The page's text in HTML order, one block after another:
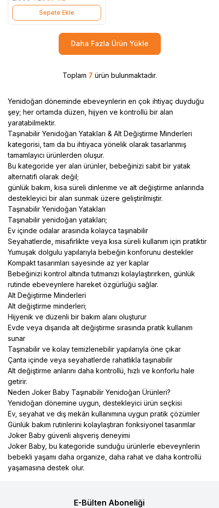
Sepete Ekle
Daha Fazla Ürün Yükle
Toplam 7 ürün bulunmaktadır.
Yenidoğan döneminde ebeveynlerin en çok ihtiyaç duyduğu
şey; her ortamda düzen, hijyen ve kontrollü bir alan
yaratabilmektir.
Taşınabilir Yenidoğan Yatakları & Alt Değiştirme Minderleri
kategorisi, tam da bu ihtiyaca yönelik olarak tasarlanmış
tamamlayıcı ürünlerden oluşur.
Bu kategoride yer alan ürünler, bebeğinizi sabit bir yatak
alternatifi olarak değil;
günlük bakım, kısa süreli dinlenme ve alt değiştirme anlarında
destekleyici bir alan sunmak üzere geliştirilmiştir.
Taşınabilir Yenidoğan Yatakları
Taşınabilir yenidoğan yatakları;
Ev içinde odalar arasında kolayca taşınabilir
Seyahatlerde, misafirlikte veya kısa süreli kullanım için pratiktir
Yumuşak dolgulu yapılarıyla bebeğin konforunu destekler
Kompakt tasarımları sayesinde az yer kaplar
Bebeğinizi kontrol altında tutmanızı kolaylaştırırken, günlük
rutinde ebeveynlere hareket özgürlüğü sağlar.
Alt Değiştirme Minderleri
Alt değiştirme minderleri;
Hijyenik ve düzenli bir bakım alanı oluşturur
Evde veya dışarıda alt değiştirme sırasında pratik kullanım
sunar
Taşınabilir ve kolay temizlenebilir yapılarıyla öne çıkar
Çanta içinde veya seyahatlerde rahatlıkla taşınabilir
Alt değiştirme anlarını daha kontrollü, hızlı ve konforlu hale
getirir.
Neden Joker Baby Taşınabilir Yenidoğan Ürünleri?
Yenidoğan dönemine uygun, destekleyici ürün seçkisi
Ev, seyahat ve dış mekân kullanımına uygun pratik çözümler
Günlük bakım rutinlerini kolaylaştıran fonksiyonel tasarımlar
Joker Baby güvenli alışveriş deneyimi
Joker Baby, bu kategoride sunduğu ürünlerle ebeveynlerin
bebekli yaşamı daha organize, daha rahat ve daha kontrollü
yaşamasına destek olur.
E-Bülten Aboneliği